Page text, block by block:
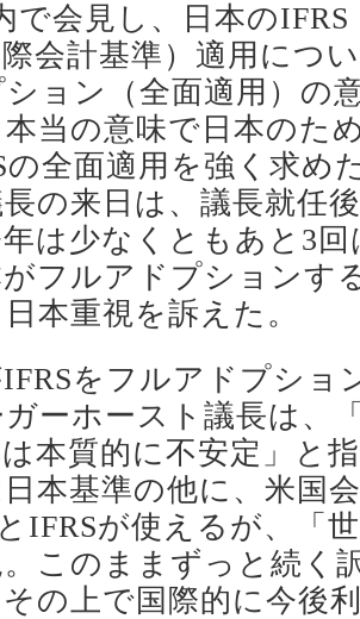
で会見し、日本の
会計基準）適用につ
ョン（全面適用）の
当の意味で日本のた
の全面適用を強く求め
の来日は、議長就任
は少なくともあと3
フルアドプションす
本重視を訴えた。
をフルアドプショ
ガーホースト議長は、
本質的に不安定」と
本基準の他に、米国
IFRSが使えるが、「
このままずっと続く
の上で国際的に今後